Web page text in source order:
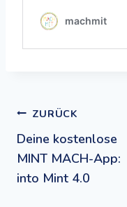
ZURÜCK
Deine kostenlose
MINT MACH-App:
into Mint 4.0